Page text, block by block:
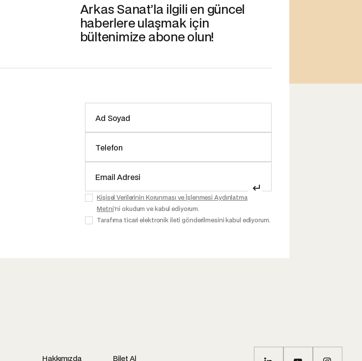
Arkas Sanat’la ilgili en güncel
haberlere ulaşmak için
bültenimize abone olun!
Kişisel Verilerinin Korunması ve İşlenmesi Aydınlatma
Metni'ni okudum ve kabul ediyorum.
Tarafıma ticari elektronik ileti gönderilmesini kabul ediyorum.
↵
Hakkımızda
Bilet Al